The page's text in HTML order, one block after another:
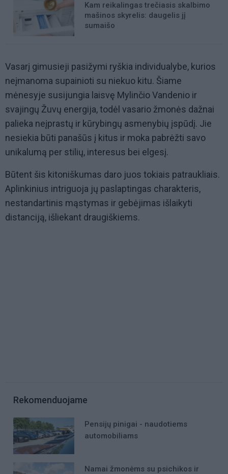
Kam reikalingas trečiasis skalbimo
mašinos skyrelis: daugelis jį
sumaišo
Vasarį gimusieji pasižymi ryškia individualybe, kurios
neįmanoma supainioti su niekuo kitu. Šiame
mėnesyje susijungia laisvę Mylinčio Vandenio ir
svajingų Žuvų energija, todėl vasario žmonės dažnai
palieka neįprastų ir kūrybingų asmenybių įspūdį. Jie
nesiekia būti panašūs į kitus ir moka pabrėžti savo
unikalumą per stilių, interesus bei elgesį.
Būtent šis kitoniškumas daro juos tokiais patraukliais.
Aplinkinius intriguoja jų paslaptingas charakteris,
nestandartinis mąstymas ir gebėjimas išlaikyti
distanciją, išliekant draugiškiems.
Rekomenduojame
Pensijų pinigai - naudotiems
automobiliams
Namai žmonėms su psichikos ir